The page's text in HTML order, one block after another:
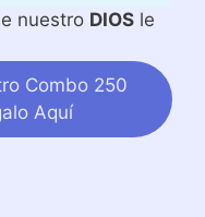
nuestro DIOSle
Combo 250
Aquí